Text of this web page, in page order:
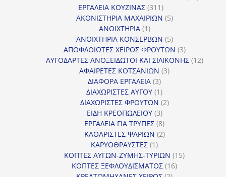
ΕΡΓΑΛΕΙΑ ΚΟΥΖΙΝΑΣ 311311
προϊόντα
ΑΚΟΝΙΣΤΗΡΙΑ ΜΑΧΑΙΡΙΩΝ 55
ΑΝΟΙΧΤΗΡΙΑ 11
προϊόν
ΑΝΟΙΧΤΗΡΙΑ ΚΟΝΣΕΡΒΩΝ 55
προϊόντα
ΑΠΟΦΛΟΙΩΤΕΣ ΧΕΙΡΟΣ ΦΡΟΥΤΩΝ 33
προϊόντα
ΑΥΓΟΔΑΡΤΕΣ ΑΝΟΞΕΙΔΩΤΟΙ ΚΑΙ ΣΙΛΙΚΟΝΗΣ 1212
ΑΦΑΙΡΕΤΕΣ ΚΟΤΣΑΝΙΩΝ 33
ΔΙΑΦΟΡΑ ΕΡΓΑΛΕΙΑ 33
προϊόντα
ΔΙΑΧΩΡΙΣΤΕΣ ΑΥΓΟΥ 11
προϊόν
ΔΙΑΧΩΡΙΣΤΕΣ ΦΡΟΥΤΩΝ 22
ΕΙΔΗ ΚΡΕΟΠΩΛΕΙΟΥ 33
προϊόντα
ΕΡΓΑΛΕΙΑ ΓΙΑ ΤΡΥΠΕΣ 88
προϊόντα
ΚΑΘΑΡΙΣΤΕΣ ΨΑΡΙΩΝ 22
ΚΑΡΥΟΘΡΑΥΣΤΕΣ 11
προϊόν
ΚΟΠΤΕΣ ΑΥΓΩΝ-ΖΥΜΗΣ-ΤΥΡΙΩΝ 1515
ΚΟΠΤΕΣ ΞΕΦΛΟΥΔΙΣΜΑΤΟΣ 1616